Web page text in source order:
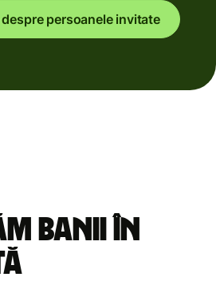
persoanele invitate
banii în